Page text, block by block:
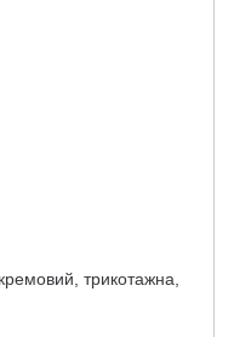
трикотажна,